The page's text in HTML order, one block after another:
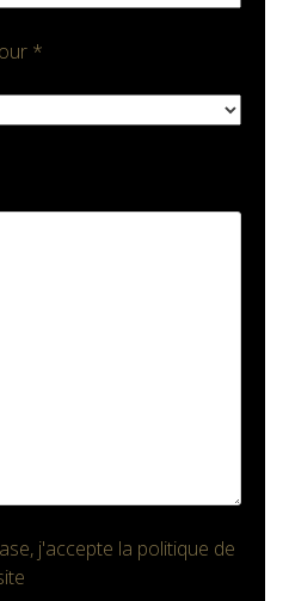
*
j'accepte la politique de